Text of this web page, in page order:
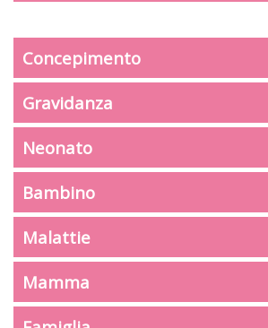
Concepimento
Gravidanza
Neonato
Bambino
Malattie
Mamma